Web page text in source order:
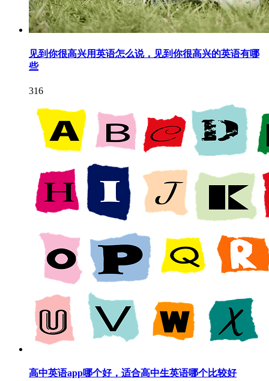
见到你很高兴用英语怎么说，见到你很高兴的英语有哪
些
316
高中英语app哪个好，适合高中生英语哪个比较好